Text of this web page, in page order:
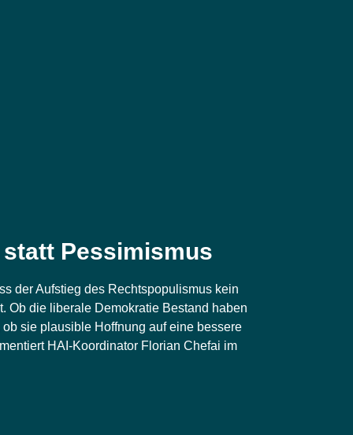
Pessimismus
der Auf­stieg des Rechts­po­pu­lis­mus kein
Ob die libe­ra­le Demo­kra­tie Bestand haben
sie plau­si­ble Hoff­nung auf eine bes­se­re
HAI-Koor­di­na­tor Flo­ri­an Che­fai im